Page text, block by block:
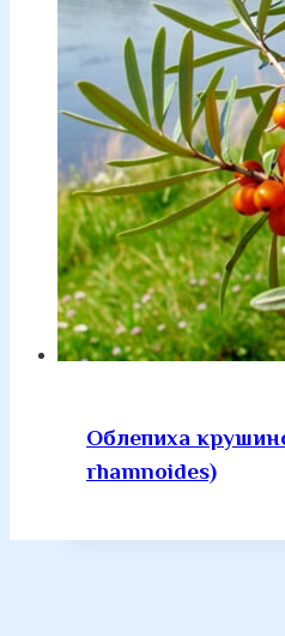
Облепиха
rhamnoides)